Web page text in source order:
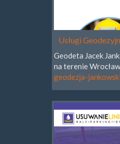
Usługi
Geodeta Jacek
na terenie
geodezja-